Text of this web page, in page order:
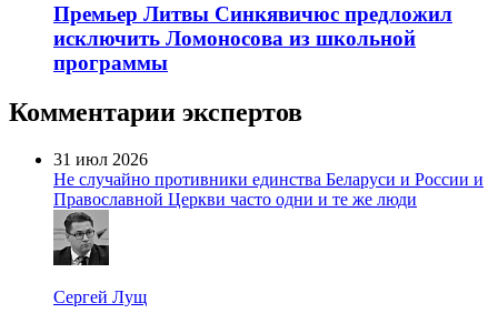
Премьер Литвы Синкявичюс предложил
исключить Ломоносова из школьной
программы
Комментарии экспертов
31 июл 2026
Не случайно противники единства Беларуси и России и
Православной Церкви часто одни и те же люди
Сергей Лущ